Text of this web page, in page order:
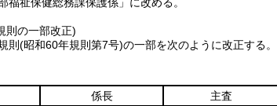
則の一部改正)
則 (昭和60年規則第7号)の一部を次のように改正する。
係長 主査